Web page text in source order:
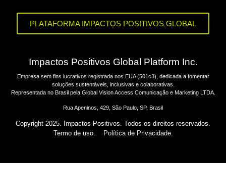
PLATAFORMA IMPACTOS POSITIVOS GLOBAL
Impactos Positivos Global Platform Inc.
Empresa sem fins lucrativos registrada nos EUA (501c3), dedicada a fomentar
soluções sustentáveis, inclusivas e colaborativas.
Representada no Brasil pela Global Vision Access Comunicação e Marketing LTDA.
Rua Apeninos, 429, São Paulo, SP, Brasil
Copyright 2025. Impactos Positivos. Todos os direitos reservados.
Termo de uso.
Política de Privacidade.